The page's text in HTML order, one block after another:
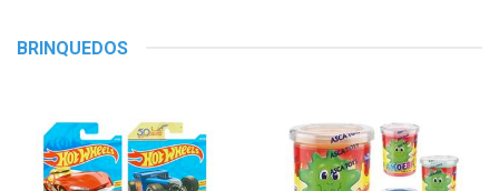
BRINQUEDOS